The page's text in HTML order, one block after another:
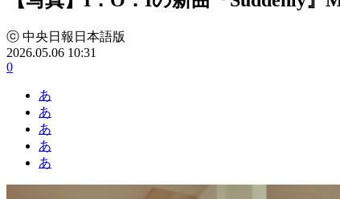
ⓒ 中央日報日本語版
2026.05.06 10:31
0
あ
あ
あ
あ
あ